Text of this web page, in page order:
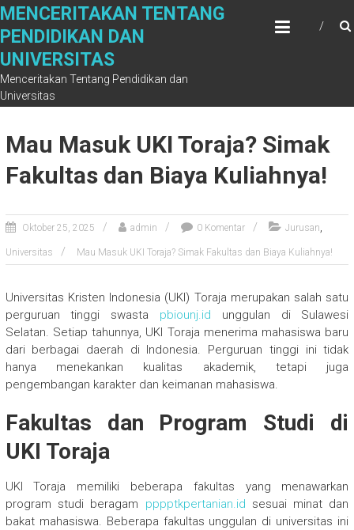
Skip
content
MENCERITAKAN TENTANG
PENDIDIKAN DAN
UNIVERSITAS
Menceritakan Tentang Pendidikan dan
Universitas
Mau Masuk UKI Toraja? Simak
Fakultas dan Biaya Kuliahnya!
Oktober 25, 2025 admin 0 Komentar Jurusan,
Universitas Mau Masuk UKI Toraja? Simak Fakultas dan Biaya Kuliahnya!
Universitas Kristen Indonesia (UKI) Toraja merupakan salah satu
perguruan tinggi swasta pbiounj.id unggulan di Sulawesi
Selatan. Setiap tahunnya, UKI Toraja menerima mahasiswa baru
dari berbagai daerah di Indonesia. Perguruan tinggi ini tidak
hanya menekankan kualitas akademik, tetapi juga
pengembangan karakter dan keimanan mahasiswa.
Fakultas dan Program Studi di
UKI Toraja
UKI Toraja memiliki beberapa fakultas yang menawarkan
program studi beragam pppptkpertanian.id sesuai minat dan
bakat mahasiswa. Beberapa fakultas unggulan di universitas ini